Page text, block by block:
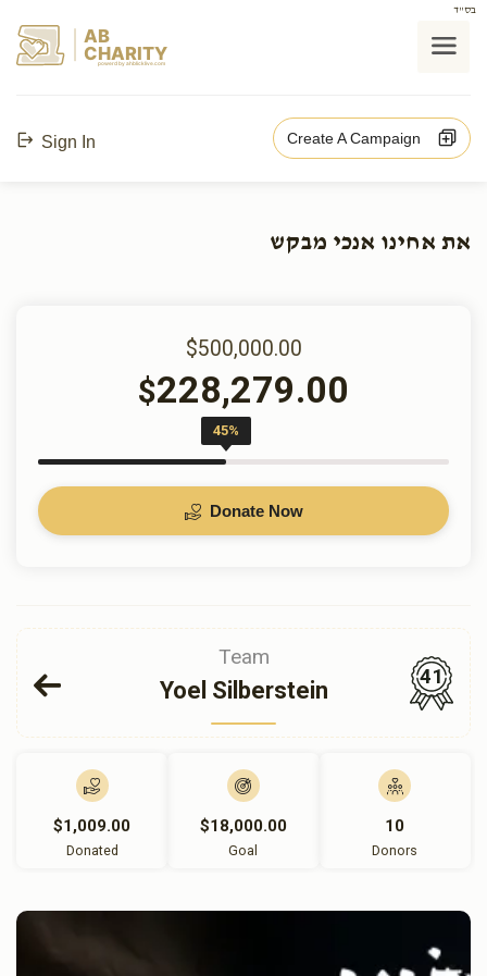
בס"ד
AB
CHARITY
powerd by ahblicklive.com
Sign In Create A Campaign
את אחינו אנכי מבקש
$500,000.00
$228,279.00
45%
Donate Now
Team
Yoel Silberstein
41
$1,009.00
Donated
$18,000.00
Goal
10
Donors